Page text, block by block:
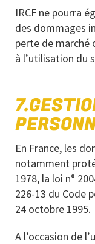
IRCF ne pourra
des dommages
perte de marché
à l’utilisation du
En France, les
notamment
1978, la loi n°
226-13 du Code
24 octobre 1995.
A l’occasion de